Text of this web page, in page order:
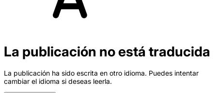
La publicación no está traducida
La publicación ha sido escrita en otro idioma. Puedes intentar
cambiar el idioma si deseas leerla.